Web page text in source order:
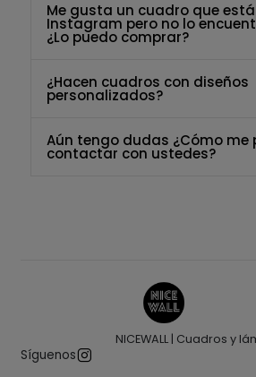
Me gusta un cuadro que
Instagram pero no lo
¿Lo puedo comprar?
¿Hacen cuadros con diseños
personalizados?
Aún tengo dudas ¿Cómo me
contactar con ustedes?
NICEWALL | Cuadros y
Síguenos